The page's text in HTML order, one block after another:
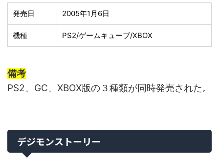
発売日 2005年1月6日
機種 PS2/ゲームキューブ/XBOX
備考
PS2、GC、XBOX版の３種類が同時発売された。
デジモンストーリー